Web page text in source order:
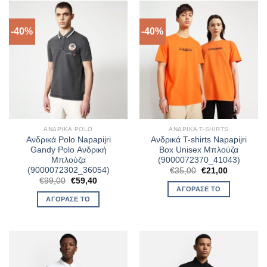
-40%
ΑΝΔΡΙΚΆ POLO
Ανδρικά Polo Napapijri
Gandy Polo Ανδρική
Μπλούζα
(9000072302_36054)
€99,00 Original
was:
€99,00.
€59,40Η
ΑΓΌΡΑΣΈ ΤΟ
-40%
ΑΝΔΡΙΚΆ T-SHIRTS
Ανδρικά T-shirts Napapijri
Box Unisex Μπλούζα
(9000072370_41043)
€35,00 Original
was:
€35,00.
€21,00Η
ΑΓΌΡΑΣΈ ΤΟ